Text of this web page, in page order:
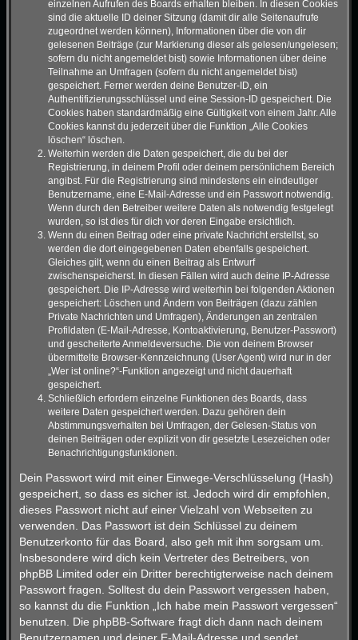
einzelnen Aufrufen des Boards erhalten bleiben. In diesen Cookies
sind die aktuelle ID deiner Sitzung (damit dir alle Seitenaufrufe
zugeordnet werden können), Informationen über die von dir
gelesenen Beiträge (zur Markierung dieser als gelesen/ungelesen;
sofern du nicht angemeldet bist) sowie Informationen über deine
Teilnahme an Umfragen (sofern du nicht angemeldet bist)
gespeichert. Ferner werden deine Benutzer-ID, ein
Authentifizierungsschlüssel und eine Session-ID gespeichert. Die
Cookies haben standardmäßig eine Gültigkeit von einem Jahr. Alle
Cookies kannst du jederzeit über die Funktion „Alle Cookies
löschen“ löschen.
Weiterhin werden die Daten gespeichert, die du bei der
Registrierung, in deinem Profil oder deinem persönlichem Bereich
angibst. Für die Registrierung sind mindestens ein eindeutiger
Benutzername, eine E-Mail-Adresse und ein Passwort notwendig.
Wenn durch den Betreiber weitere Daten als notwendig festgelegt
wurden, so ist dies für dich vor deren Eingabe ersichtlich.
Wenn du einen Beitrag oder eine private Nachricht erstellst, so
werden die dort eingegebenen Daten ebenfalls gespeichert.
Gleiches gilt, wenn du einen Beitrag als Entwurf
zwischenspeicherst. In diesen Fällen wird auch deine IP-Adresse
gespeichert. Die IP-Adresse wird weiterhin bei folgenden Aktionen
gespeichert: Löschen und Ändern von Beiträgen (dazu zählen
Private Nachrichten und Umfragen), Änderungen an zentralen
Profildaten (E-Mail-Adresse, Kontoaktivierung, Benutzer-Passwort)
und gescheiterte Anmeldeversuche. Die von deinem Browser
übermittelte Browser-Kennzeichnung (User Agent) wird nur in der
„Wer ist online?“-Funktion angezeigt und nicht dauerhaft
gespeichert.
Schließlich erfordern einzelne Funktionen des Boards, dass
weitere Daten gespeichert werden. Dazu gehören dein
Abstimmungsverhalten bei Umfragen, der Gelesen-Status von
deinen Beiträgen oder explizit von dir gesetzte Lesezeichen oder
Benachrichtigungsfunktionen.
Dein Passwort wird mit einer Einwege-Verschlüsselung (Hash)
gespeichert, so dass es sicher ist. Jedoch wird dir empfohlen,
dieses Passwort nicht auf einer Vielzahl von Webseiten zu
verwenden. Das Passwort ist dein Schlüssel zu deinem
Benutzerkonto für das Board, also geh mit ihm sorgsam um.
Insbesondere wird dich kein Vertreter des Betreibers, von
phpBB Limited oder ein Dritter berechtigterweise nach deinem
Passwort fragen. Solltest du dein Passwort vergessen haben,
so kannst du die Funktion „Ich habe mein Passwort vergessen“
benutzen. Die phpBB-Software fragt dich dann nach deinem